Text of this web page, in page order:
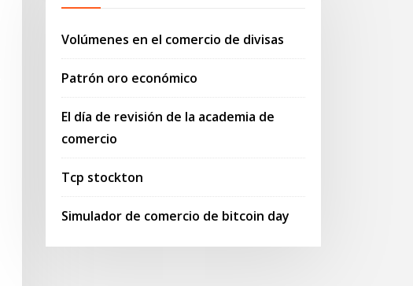
Volúmenes en el comercio de divisas
Patrón oro económico
El día de revisión de la academia de
comercio
Tcp stockton
Simulador de comercio de bitcoin day